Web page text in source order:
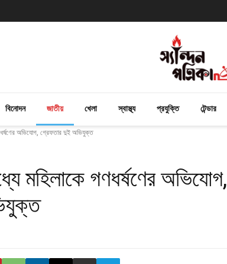
বিনোদন জাতীয় খেলা স্বাস্থ্য প্রযুক্তি টেন্ডার
অভিযোগ, গ্রেফতার দুই অভিযুক্ত
মহিলাকে গণধর্ষণের অভিযোগ,